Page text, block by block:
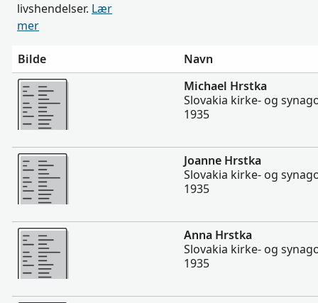
livshendelser. Lær
mer
Bilde
Navn
Flere
Michael Hrstka
Slovakia kirke- og
1935
Flere
Joanne Hrstka
Slovakia kirke- og
1935
Flere
Anna Hrstka
Slovakia kirke- og
1935